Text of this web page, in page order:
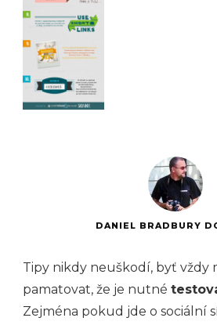
DANIEL BRADBURY
Tipy nikdy neuškodí, byť vždy
pamatovat, že je nutné
Zejména pokud jde o sociální